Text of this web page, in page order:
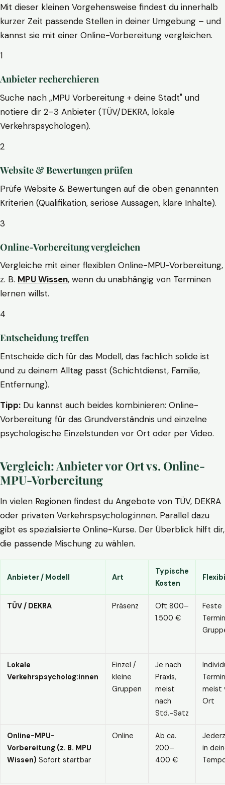
Mit dieser kleinen Vorgehensweise findest du innerhalb
kurzer Zeit passende Stellen in deiner Umgebung – und
kannst sie mit einer Online-Vorbereitung vergleichen.
1
Anbieter recherchieren
Suche nach „MPU Vorbereitung + deine Stadt" und
notiere dir 2–3 Anbieter (TÜV/DEKRA, lokale
Verkehrspsychologen).
2
Website & Bewertungen prüfen
Prüfe Website & Bewertungen auf die oben genannten
Kriterien (Qualifikation, seriöse Aussagen, klare Inhalte).
3
Online-Vorbereitung vergleichen
Vergleiche mit einer flexiblen Online-MPU-Vorbereitung,
z. B. MPU Wissen, wenn du unabhängig von Terminen
lernen willst.
4
Entscheidung treffen
Entscheide dich für das Modell, das fachlich solide ist
und zu deinem Alltag passt (Schichtdienst, Familie,
Entfernung).
Tipp: Du kannst auch beides kombinieren: Online-
Vorbereitung für das Grundverständnis und einzelne
psychologische Einzelstunden vor Ort oder per Video.
Vergleich: Anbieter vor Ort vs. Online-
MPU-Vorbereitung
In vielen Regionen findest du Angebote von TÜV, DEKRA
oder privaten Verkehrspsycholog:innen. Parallel dazu
gibt es spezialisierte Online-Kurse. Der Überblick hilft dir,
die passende Mischung zu wählen.
Anbieter / Modell Art
Typische
Kosten
TÜV / DEKRA Präsenz
Oft 800–
1.500 €
Feste
Lokale
Verkehrspsycholog:innen
Einzel /
kleine
Gruppen
Je nach
Praxis,
meist
nach
Std.-Satz
meist
Ort
Online-MPU-
Vorbereitung (z. B. MPU
Wissen) Sofort startbar
Online
Ab ca.
200–
400 €
in